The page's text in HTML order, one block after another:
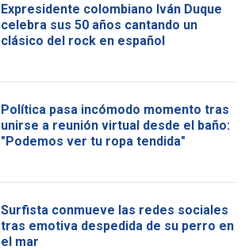
Expresidente colombiano Iván Duque
celebra sus 50 años cantando un
clásico del rock en español
Política pasa incómodo momento tras
unirse a reunión virtual desde el baño:
"Podemos ver tu ropa tendida"
Surfista conmueve las redes sociales
tras emotiva despedida de su perro en
el mar